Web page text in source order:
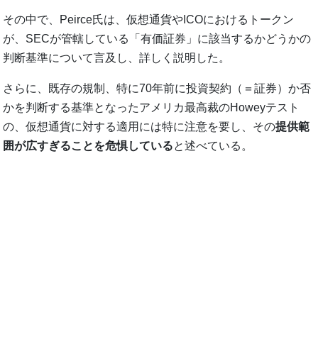
その中で、Peirce氏は、仮想通貨やICOにおけるトークン
が、SECが管轄している「有価証券」に該当するかどうかの
判断基準について言及し、詳しく説明した。
さらに、既存の規制、特に70年前に投資契約（＝証券）か否
かを判断する基準となったアメリカ最高裁のHoweyテスト
の、仮想通貨に対する適用には特に注意を要し、その提供範
囲が広すぎることを危惧していると述べている。